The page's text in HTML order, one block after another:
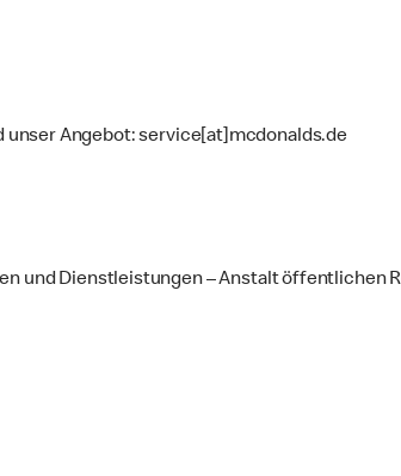
unser Angebot: service[at]mcdonalds.de
und Dienstleistungen – Anstalt öffentlichen